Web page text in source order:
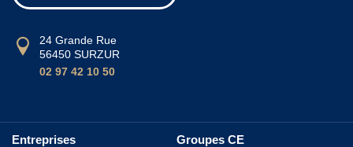
24 Grande Rue
56450 SURZUR
02 97 42 10 50
Entreprises Groupes CE